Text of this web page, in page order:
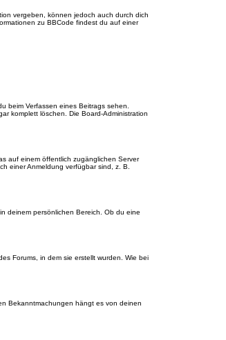
vergeben, können jedoch auch durch dich
zu BBCode findest du auf einer
beim Verfassen eines Beitrags sehen.
komplett löschen. Die Board-Administration
auf einem öffentlich zugänglichen Server
einer Anmeldung verfügbar sind, z. B.
deinem persönlichen Bereich. Ob du eine
Forums, in dem sie erstellt wurden. Wie bei
Bekanntmachungen hängt es von deinen